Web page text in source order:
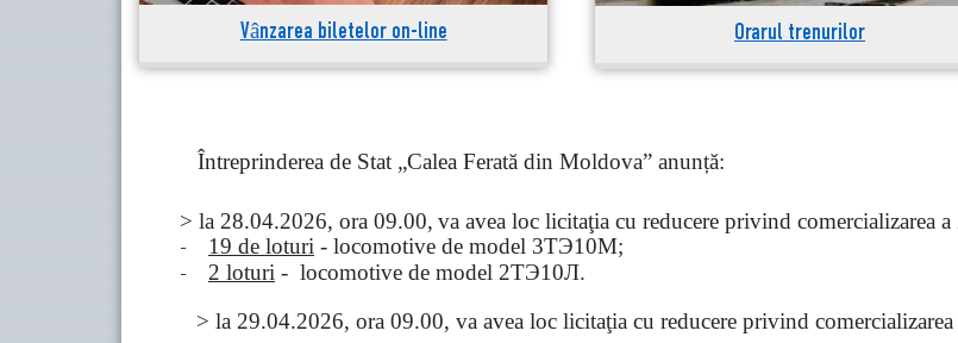
Vânzarea biletelor on-line Orarul trenurilor
Întreprinderea de Stat „Calea Ferată din Moldova” anunță:
> la 28.04.2026, ora 09.00, va avea loc licitaţia cu reducere privind comercializarea
- 19 de loturi - locomotive de model 3ТЭ10М;
- 2 loturi - locomotive de model 2ТЭ10Л.
> la 29.04.2026, ora 09.00, va avea loc licitaţia cu reducere privind comercializarea